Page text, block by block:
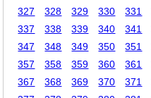
327 328 329 330 331
337
338 339 340 341
347
348 349 350 351
357
358 359 360 361
367
368 369 370 371